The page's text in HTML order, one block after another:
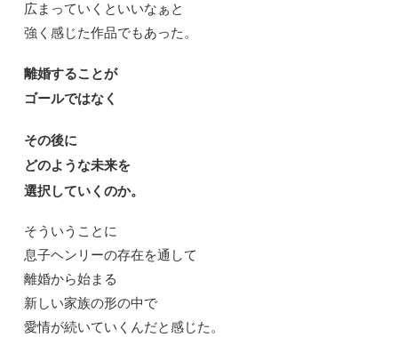
広まっていくといいなぁと
強く感じた作品でもあった。
離婚することが
ゴールではなく
その後に
どのような未来を
選択していくのか。
そういうことに
息子ヘンリーの存在を通して
離婚から始まる
新しい家族の形の中で
愛情が続いていくんだと感じた。